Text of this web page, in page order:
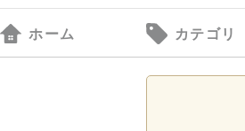
ホーム カテゴリ